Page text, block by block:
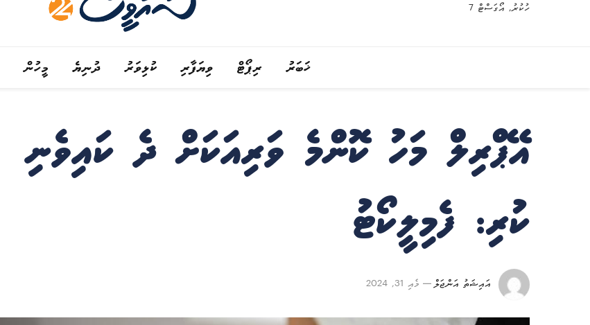
ހުކުރު, އޯގަސްޓް 7
ޚަބަރު ރިޕޯޓް ވިޔަފާރި ކުޅިވަރު ދުނިޔެ މީހުން
އޭޕްރިލް މަހު ކޮންމެ ވަރިއަކަށް ދެ ކައިވެނި
ކުރި: ފެމިލީކޯޓު
އައިޝަތު އަންޖަލް މެއި 31, 2024